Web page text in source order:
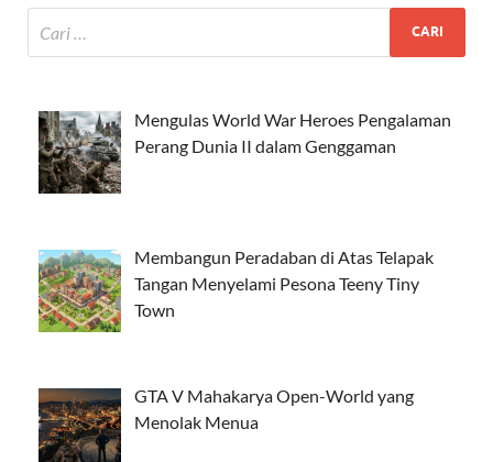
Mengulas World War Heroes Pengalaman
Perang Dunia II dalam Genggaman
Membangun Peradaban di Atas Telapak
Tangan Menyelami Pesona Teeny Tiny
Town
GTA V Mahakarya Open-World yang
Menolak Menua